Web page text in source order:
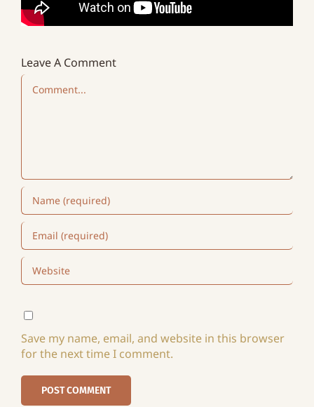
Leave A Comment
Comment
Save my name, email, and website in this browser
for the next time I comment.